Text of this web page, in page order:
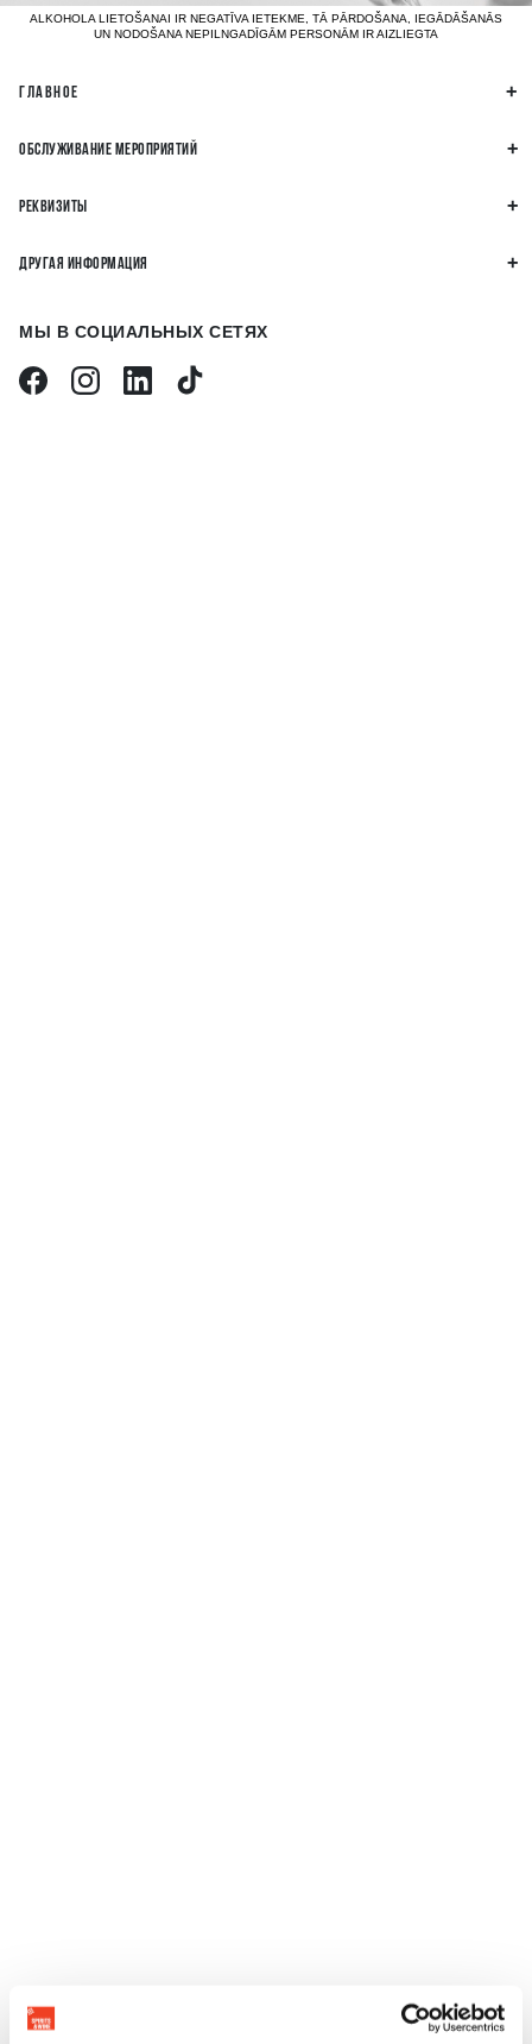
ALKOHOLA LIETOŠANAI IR NEGATĪVA IETEKME, TĀ PĀRDOŠANA, IEGĀDĀŠANĀS
UN NODOŠANA NEPILNGADĪGĀM PERSONĀM IR AIZLIEGTA
ГЛАВНОЕ
ОБСЛУЖИВАНИЕ МЕРОПРИЯТИЙ
РЕКВИЗИТЫ
ДРУГАЯ ИНФОРМАЦИЯ
МЫ В СОЦИАЛЬНЫХ СЕТЯХ